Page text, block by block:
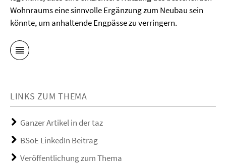
Wohnraums eine sinnvolle Ergänzung zum Neubau sein
könnte, um anhaltende Engpässe zu verringern.
LINKS ZUM THEMA
Ganzer Artikel in der taz
BSoE LinkedIn Beitrag
Veröffentlichung zum Thema